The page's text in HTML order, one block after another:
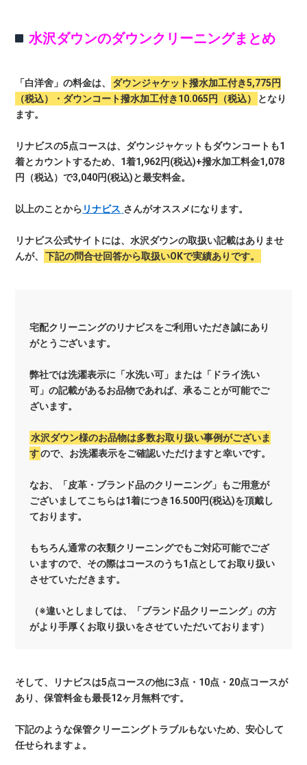
水沢ダウンのダウンクリーニングまとめ
「白洋舍」の料金は、
ダウンジャケット撥水加工付き5,775円
（税込）・ダウンコート撥水加工付き10.065円（税込）
となり
ます。
リナビスの5点コースは、ダウンジャケットもダウンコートも1
着とカウントするため、1着1,962円(税込)+撥水加工料金1,078
円（税込）で3,040円(税込)と最安料金。
以上のことから リナビス さんがオススメになります。
リナビス公式サイトには、水沢ダウンの取扱い記載はありませ
んが、
下記の問合せ回答から取扱いOKで実績ありです。
宅配クリーニングのリナビスをご利用いただき誠にあり
がとうございます。
弊社では洗濯表示に「水洗い可」または「ドライ洗い
可」の記載があるお品物であれば、承ることが可能でご
ざいます。
水沢ダウン様のお品物は多数お取り扱い事例がございま
すので、お洗濯表示をご確認いただけますと幸いです。
なお、「皮革・ブランド品のクリーニング」もご用意が
ございましてこちらは1着につき16.500円(税込)を頂戴し
ております。
もちろん通常の衣類クリーニングでもご対応可能でござ
いますので、その際はコースのうち1点としてお取り扱い
させていただきます。
（※違いとしましては、「ブランド品クリーニング」の方
がより手厚くお取り扱いをさせていただいております）
そして、リナビスは5点コースの他に3点・10点・20点コースが
あり、保管料金も最長12ヶ月無料です。
下記のような保管クリーニングトラブルもないため、安心して
任せられますょ。